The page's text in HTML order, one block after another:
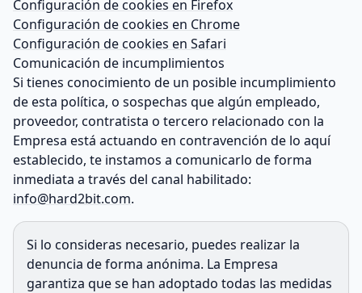
Configuración de cookies en Firefox
Configuración de cookies en Chrome
Configuración de cookies en Safari
Comunicación de incumplimientos
Si tienes conocimiento de un posible incumplimiento
de esta política, o sospechas que algún empleado,
proveedor, contratista o tercero relacionado con la
Empresa está actuando en contravención de lo aquí
establecido, te instamos a comunicarlo de forma
inmediata a través del canal habilitado:
info@hard2bit.com.
Si lo consideras necesario, puedes realizar la
denuncia de forma anónima. La Empresa
garantiza que se han adoptado todas las medidas